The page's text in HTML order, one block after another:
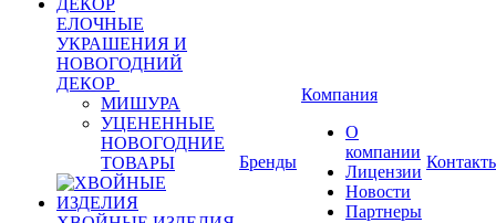
ЕЛОЧНЫЕ
УКРАШЕНИЯ И
НОВОГОДНИЙ
ДЕКОР
МИШУРА
УЦЕНЕННЫЕ
НОВОГОДНИЕ
ТОВАРЫ
Бренды
Компания
О
компании
Лицензии
Новости
Партнеры